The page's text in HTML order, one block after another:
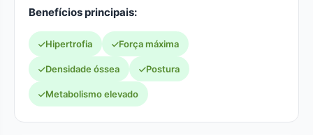
Benefícios principais:
Hipertrofia Força máxima
Densidade óssea Postura
Metabolismo elevado